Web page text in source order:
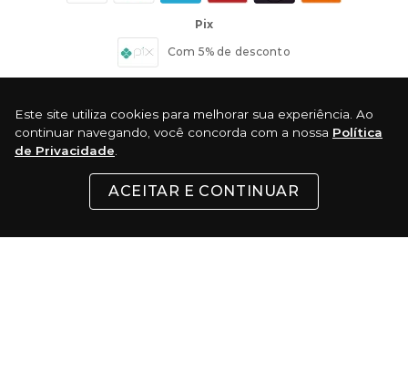
Este site utiliza cookies para melhorar sua experiência. Ao
continuar navegando, você concorda com a nossa Política
de Privacidade
ACEITAR E CONTINUAR
Pix
Com 5% de desconto
Certificados: